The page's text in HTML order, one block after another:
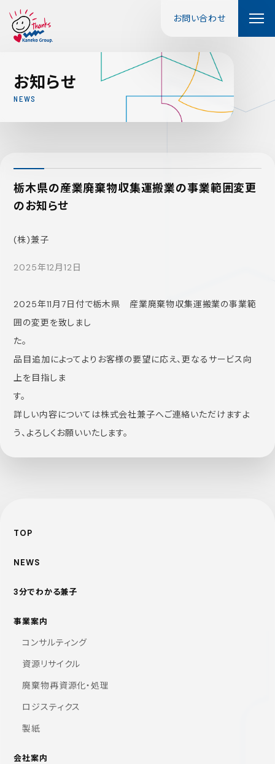
お問い合わせ
お知らせ
NEWS
栃木県の産業廃棄物収集運搬業の事業範囲変更
のお知らせ
(株)兼子
2025年12月12日
2025年11月7日付で栃木県 産業廃棄物収集運搬業の事業範
囲の変更を致しまし
た。
品目追加によってよりお客様の要望に応え、更なるサービス向
上を目指しま
詳しい内容については株式会社兼子へご連絡いただけますよ
う、よろしくお願いいたします。
TOP
NEWS
3分でわかる兼子
事業案内
コンサルティング
資源リサイクル
廃棄物再資源化・処理
ロジスティクス
製紙
会社案内